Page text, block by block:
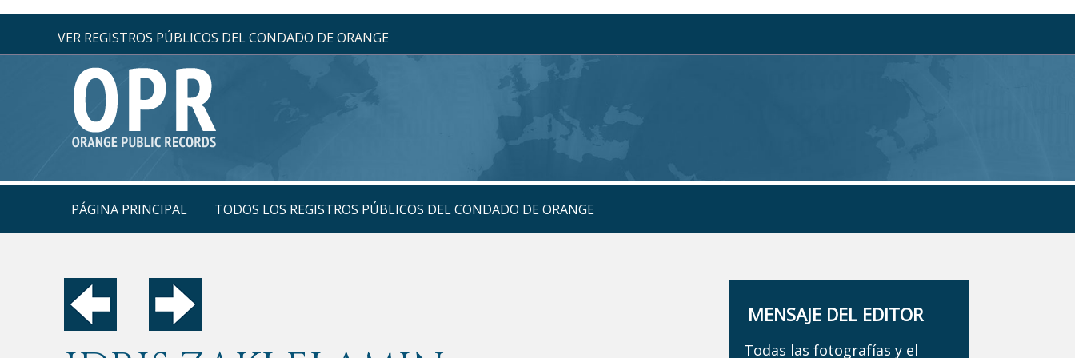
VER REGISTROS PÚBLICOS DEL CONDADO DE ORANGE
PÁGINA PRINCIPAL TODOS LOS REGISTROS PÚBLICOS DEL CONDADO DE ORANGE
MENSAJE DEL EDITOR
Todas las fotografías y el